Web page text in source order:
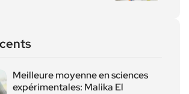
Meilleure moyenne en sciences
expérimentales: Malika El